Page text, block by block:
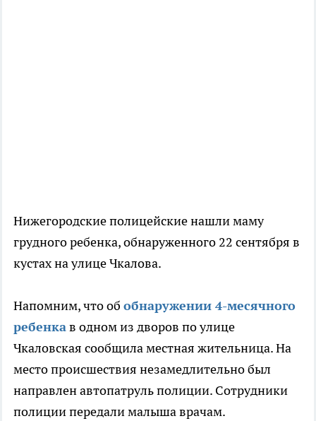
Нижегородские полицейские нашли маму
грудного ребенка, обнаруженного 22 сентября в
кустах на улице Чкалова.
Напомним, что об обнаружении 4-месячного
ребенкав одном из дворов по улице
Чкаловская сообщила местная жительница. На
место происшествия незамедлительно был
направлен автопатруль полиции. Сотрудники
полиции передали малыша врачам.